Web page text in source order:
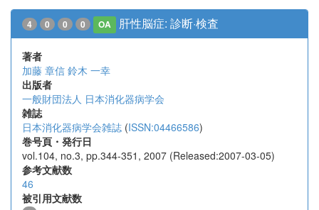
4 0 0 0 OA 肝性脳症: 診断·検査
著者
加藤 章信 鈴木 一幸
出版者
一般財団法人 日本消化器病学会
雑誌
日本消化器病学会雑誌 (ISSN:04466586)
巻号頁・発行日
vol.104, no.3, pp.344-351, 2007 (Released:2007-03-05)
参考文献数
46
被引用文献数